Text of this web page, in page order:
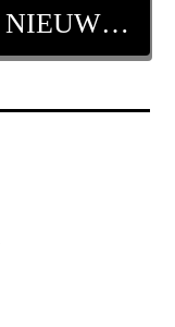
AANMELDEN VOOR NIEUWSBRIEF